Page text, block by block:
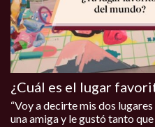
¿Cuál es el lugar
“Voy a decirte mis dos
una amiga y le gustó tanto